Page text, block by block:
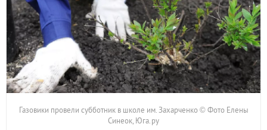
Газовики провели субботник в школе им. Захарченко © Фото Елены
Синеок, Юга.ру